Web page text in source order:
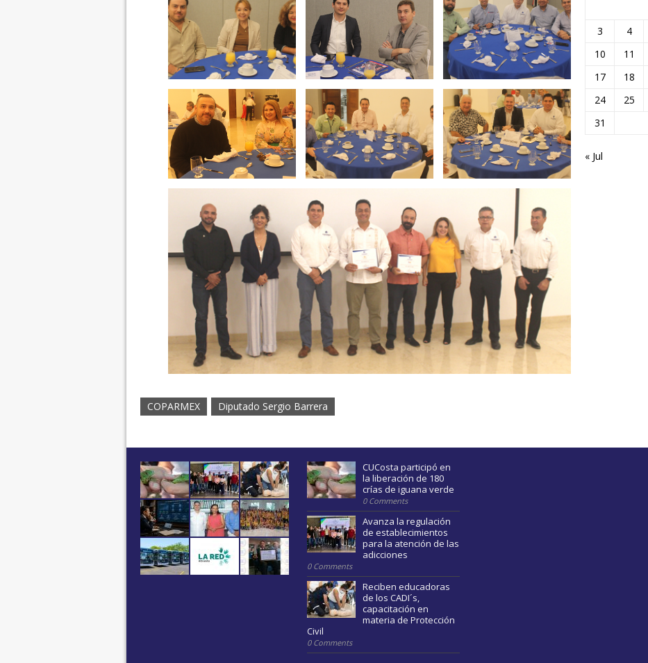
COPARMEX Diputado Sergio Barrera
3
4
10
11
17
18
24
25
31
« Jul
CUCosta participó en
la liberación de 180
crías de iguana verde
0 Comments
Avanza la regulación
de establecimientos
para la atención de las
adicciones
0 Comments
Reciben educadoras
de los CADI´s,
capacitación en
materia de Protección
Civil
0 Comments